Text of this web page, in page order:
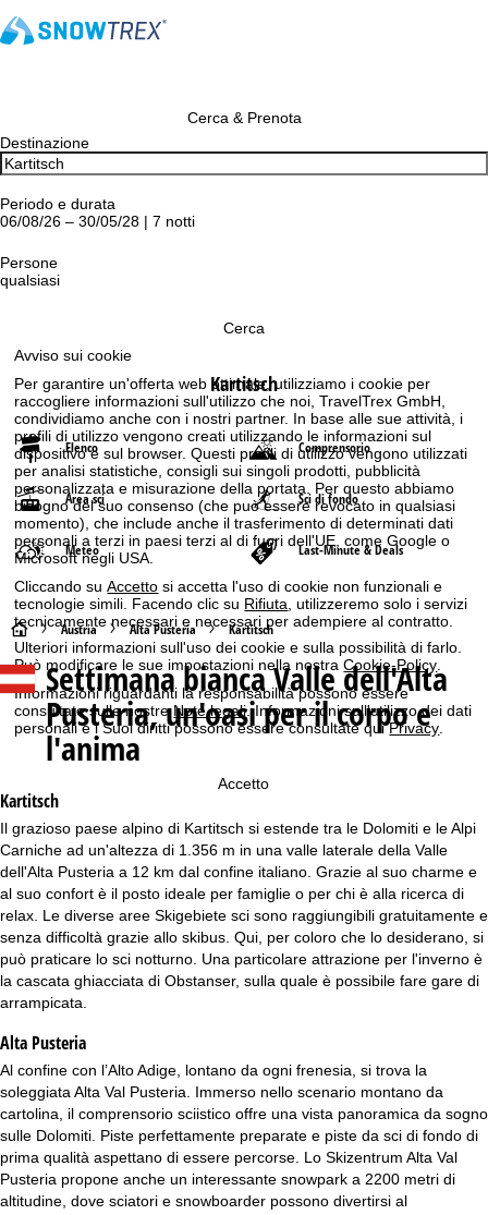
Avviso sui cookie
Per garantire un'offerta web ottimale, utilizziamo i cookie per
raccogliere informazioni sull'utilizzo che noi, TravelTrex GmbH,
condividiamo anche con i nostri partner. In base alle sue attività, i
profili di utilizzo vengono creati utilizzando le informazioni sul
dispositivo e sul browser. Questi profili di utilizzo vengono utilizzati
per analisi statistiche, consigli sui singoli prodotti, pubblicità
personalizzata e misurazione della portata. Per questo abbiamo
bisogno del suo consenso (che può essere revocato in qualsiasi
momento), che include anche il trasferimento di determinati dati
personali a terzi in paesi terzi al di fuori dell'UE, come Google o
Microsoft negli USA.
Cliccando suAccetto si accetta l'uso di cookie non funzionali e
tecnologie simili. Facendo clic su Rifiuta , utilizzeremo solo i servizi
tecnicamente necessari e necessari per adempiere al contratto.
Ulteriori informazioni sull'uso dei cookie e sulla possibilità di farlo.
Può modificare le sue impostazioni nella nostraCookie-Policy
Informazioni riguardanti la responsabilità possono essere
consultate sulle nostreNote legali. Informazioni sull'utilizzo dei dati
personali e i Suoi diritti possono essere consultate quiPrivacy
Accetto
Cerca & Prenota
Destinazione
Periodo e durata
06/08/26 – 30/05/28 | 7 notti
Persone
qualsiasi
Cerca
Kartitsch
Elenco Comprensorio
Area sci Sci di fondo
Meteo Last-Minute & Deals
H
o
m
p
a
g
e
Austria Alta Pusteria Kartitsch
Settimana biancaValle dell'Alta
Pusteria, un'oasi per il corpo e
l'anima
Kartitsch
Il grazioso paese alpino di Kartitsch si estende tra le Dolomiti e le Alpi
Carniche ad un'altezza di 1.356 m in una valle laterale della Valle
dell'Alta Pusteria a 12 km dal confine italiano. Grazie al suo charme e
al suo confort è il posto ideale per famiglie o per chi è alla ricerca di
relax. Le diverse aree Skigebiete sci sono raggiungibili gratuitamente e
senza difficoltà grazie allo skibus. Qui, per coloro che lo desiderano, si
può praticare lo sci notturno. Una particolare attrazione per l'inverno è
la cascata ghiacciata di Obstanser, sulla quale è possibile fare gare di
arrampicata.
Alta Pusteria
Al confine con l’Alto Adige, lontano da ogni frenesia, si trova la
soleggiata Alta Val Pusteria. Immerso nello scenario montano da
cartolina, il comprensorio sciistico offre una vista panoramica da sogno
sulle Dolomiti. Piste perfettamente preparate e piste da sci di fondo di
prima qualità aspettano di essere percorse. Lo Skizentrum Alta Val
Pusteria propone anche un interessante snowpark a 2200 metri di
altitudine, dove sciatori e snowboarder possono divertirsi al